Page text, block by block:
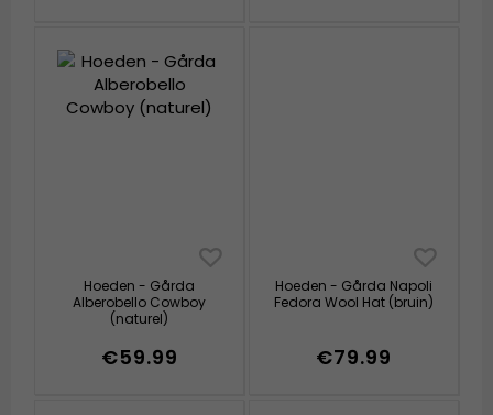
Hoeden - Gårda
Alberobello Cowboy
(naturel)
€59.99
Hoeden - Gårda Napoli
Fedora Wool Hat (bruin)
€79.99